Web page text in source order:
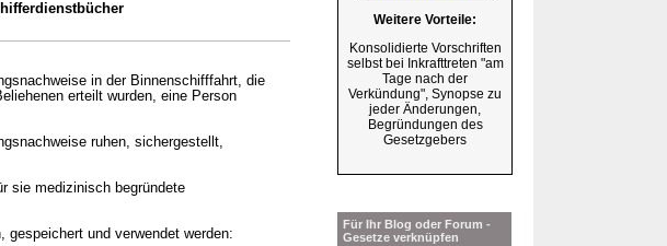
in der Binnenschifffahrt, die
erteilt wurden, eine Person
ruhen, sichergestellt,
sie medizinisch begründete
gespeichert und verwendet werden:
Weitere Vorteile:
Konsolidierte Vorschriften
selbst bei Inkrafttreten "am
Tage nach der
Verkündung", Synopse zu
jeder Änderungen,
Begründungen des
Gesetzgebers
Für Ihr Blog oder Forum -
Gesetze verknüpfen